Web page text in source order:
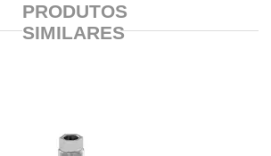
PRODUTOS
SIMILARES